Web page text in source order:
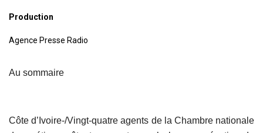
Production
Agence Presse Radio
Au sommaire
Côte d’Ivoire-/Vingt-quatre agents de la Chambre nationale